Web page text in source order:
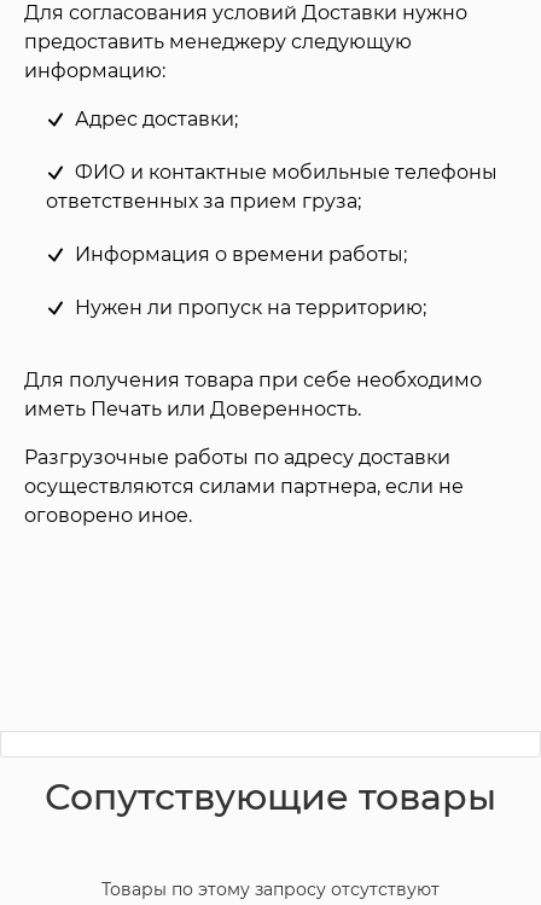
Для согласования условий Доставки нужно
предоставить менеджеру следующую
информацию:
Адрес доставки;
ФИО и контактные мобильные телефоны
ответственных за прием груза;
Информация о времени работы;
Нужен ли пропуск на территорию;
Для получения товара при себе необходимо
иметь Печать или Доверенность.
Разгрузочные работы по адресу доставки
осуществляются силами партнера, если не
оговорено иное.
Сопутствующие товары
Товары по этому запросу отсутствуют